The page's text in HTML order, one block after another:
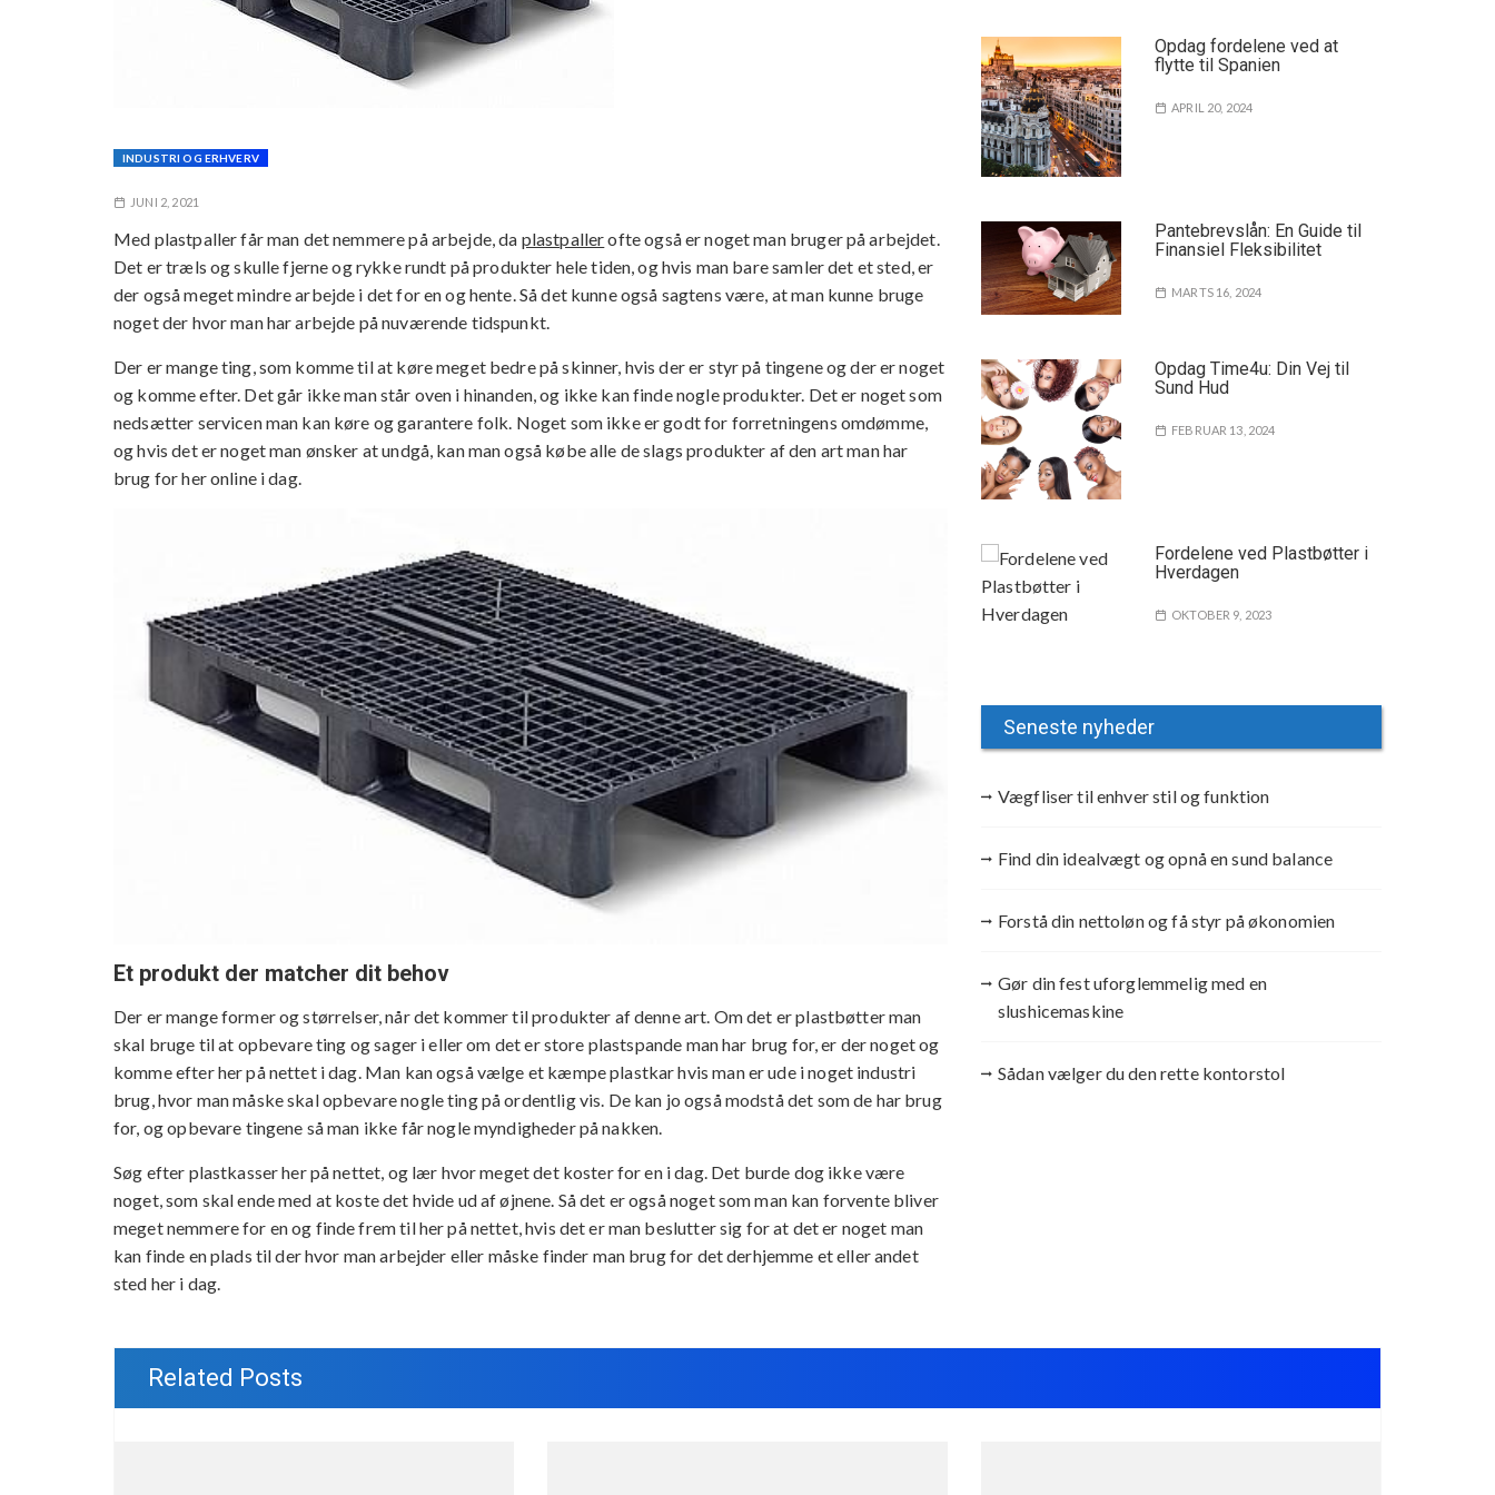
INDUSTRI OG ERHVERV
JUNI 2, 2021
Med plastpaller får man det nemmere på arbejde, da plastpallerofte også er noget man bruger på arbejdet.
Det er træls og skulle fjerne og rykke rundt på produkter hele tiden, og hvis man bare samler det et sted, er
der også meget mindre arbejde i det for en og hente. Så det kunne også sagtens være, at man kunne bruge
noget der hvor man har arbejde på nuværende tidspunkt.
Der er mange ting, som komme til at køre meget bedre på skinner, hvis der er styr på tingene og der er noget
og komme efter. Det går ikke man står oven i hinanden, og ikke kan finde nogle produkter. Det er noget som
nedsætter servicen man kan køre og garantere folk. Noget som ikke er godt for forretningens omdømme,
og hvis det er noget man ønsker at undgå, kan man også købe alle de slags produkter af den art man har
brug for her online i dag.
Et produkt der matcher dit behov
Der er mange former og størrelser, når det kommer til produkter af denne art. Om det er plastbøtter man
skal bruge til at opbevare ting og sager i eller om det er store plastspande man har brug for, er der noget og
komme efter her på nettet i dag. Man kan også vælge et kæmpe plastkar hvis man er ude i noget industri
brug, hvor man måske skal opbevare nogle ting på ordentlig vis. De kan jo også modstå det som de har brug
for, og opbevare tingene så man ikke får nogle myndigheder på nakken.
Søg efter plastkasser her på nettet, og lær hvor meget det koster for en i dag. Det burde dog ikke være
noget, som skal ende med at koste det hvide ud af øjnene. Så det er også noget som man kan forvente bliver
meget nemmere for en og finde frem til her på nettet, hvis det er man beslutter sig for at det er noget man
kan finde en plads til der hvor man arbejder eller måske finder man brug for det derhjemme et eller andet
sted her i dag.
Opdag fordelene ved at
flytte til Spanien
APRIL 20, 2024
Pantebrevslån: En Guide til
Finansiel Fleksibilitet
MARTS 16, 2024
Opdag Time4u: Din Vej til
Sund Hud
FEBRUAR 13, 2024
Fordelene ved Plastbøtter i
Hverdagen
OKTOBER 9, 2023
Seneste nyheder
Vægfliser til enhver stil og funktion
Find din idealvægt og opnå en sund balance
Forstå din nettoløn og få styr på økonomien
Gør din fest uforglemmelig med en
slushicemaskine
Sådan vælger du den rette kontorstol
Related Posts